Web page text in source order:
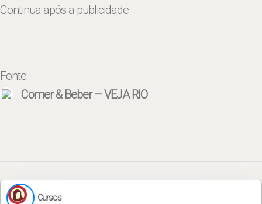
Continua após a publicidade
Fonte:
Comer & Beber – VEJA RIO
Cursos